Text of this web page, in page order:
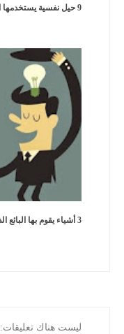
9 حيل نفسية يستخدمها المعلنون لتشتري منتجهم
3 أشياء يقوم بها البائع الذكى
ليست هناك تعليقات: